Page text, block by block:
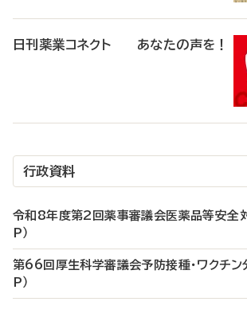
日刊薬業コネクト あなたの声を！
行政資料
令和8年度第2回薬事審議会医薬品等安全
P）
第66回厚生科学審議会予防接種・ワクチン
P）